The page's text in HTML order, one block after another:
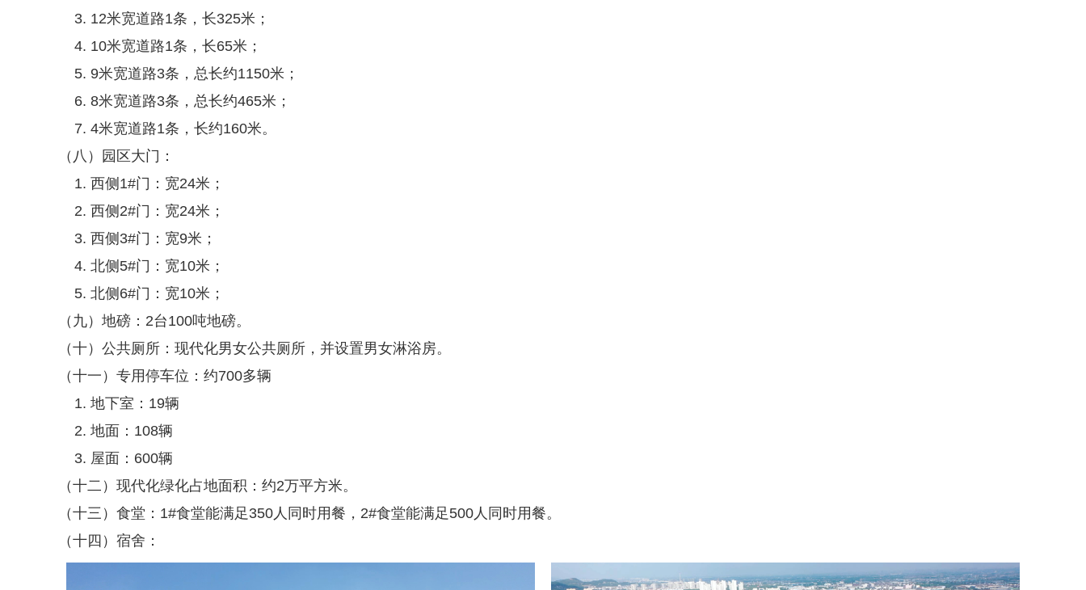
12米宽道路1条，长325米；
10米宽道路1条，长65米；
9米宽道路3条，总长约1150米；
8米宽道路3条，总长约465米；
4米宽道路1条，长约160米。
（八）园区大门：
西侧1#门：宽24米；
西侧2#门：宽24米；
西侧3#门：宽9米；
北侧5#门：宽10米；
北侧6#门：宽10米；
（九）地磅：2台100吨地磅。
（十）公共厕所：现代化男女公共厕所，并设置男女淋浴房。
（十一）专用停车位：约700多辆
地下室：19辆
地面：108辆
屋面：600辆
（十二）现代化绿化占地面积：约2万平方米。
（十三）食堂：1#食堂能满足350人同时用餐，2#食堂能满足500人同时用餐。
（十四）宿舍：